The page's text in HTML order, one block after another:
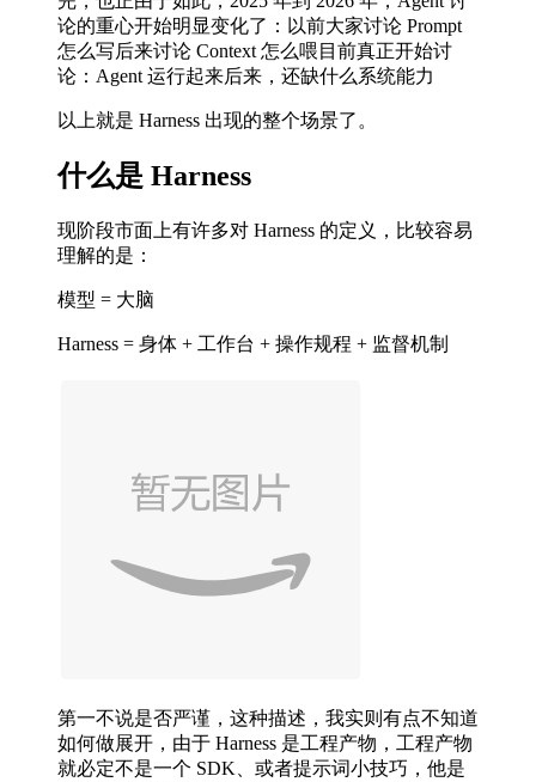
论的重心开始明显变化了：以前大家讨论 Prompt
怎么写后来讨论 Context 怎么喂目前真正开始讨
论：Agent 运行起来后来，还缺什么系统能力
以上就是 Harness 出现的整个场景了。
什么是 Harness
现阶段市面上有许多对 Harness 的定义，比较容易
理解的是：
模型 = 大脑
Harness = 身体 + 工作台 + 操作规程 + 监督机制
第一不说是否严谨，这种描述，我实则有点不知道
如何做展开，由于 Harness 是工程产物，工程产物
就必定不是一个 SDK、或者提示词小技巧，他是